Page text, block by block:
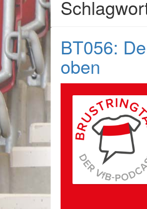
BT056:
oben